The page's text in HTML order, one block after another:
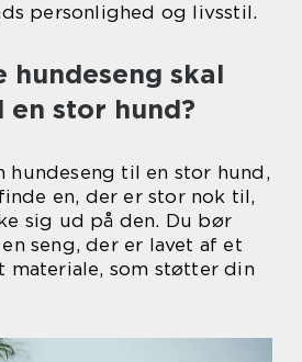
personlighed og livsstil.
hundeseng skal
stor hund?
til en stor hund,
en, der er stor nok til,
sig ud på den. Du bør
seng, der er lavet af et
materiale, som støtter din